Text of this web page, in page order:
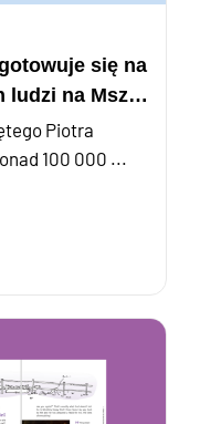
się na
ludzi na Mszę
Piotra
100 000 ...